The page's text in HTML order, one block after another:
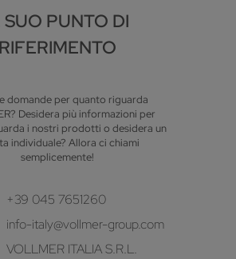
SUO PUNTO DI
RIFERIMENTO
domande per quanto riguarda
Desidera più informazioni per
i nostri prodotti o desidera un
individuale? Allora ci chiami
semplicemente!
+39 045 7651260
info-italy@vollmer-group.com
VOLLMER ITALIA S.R.L.